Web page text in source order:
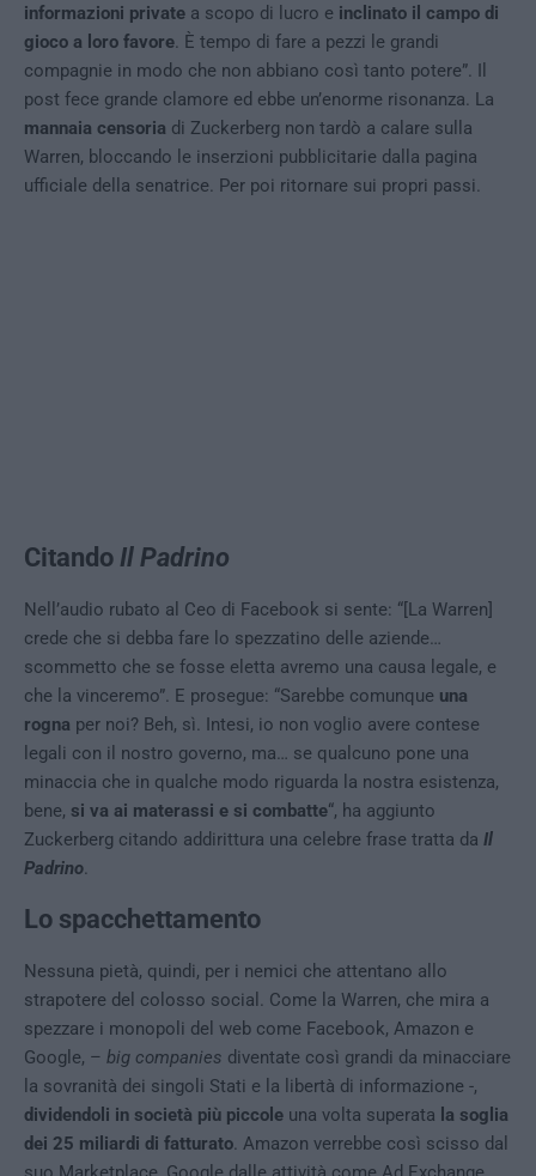
informazioni private a scopo di lucro e inclinato il campo di
gioco a loro favore. È tempo di fare a pezzi le grandi
compagnie in modo che non abbiano così tanto potere”. Il
post fece grande clamore ed ebbe un’enorme risonanza. La
mannaia censoria di Zuckerberg non tardò a calare sulla
Warren, bloccando le inserzioni pubblicitarie dalla pagina
ufficiale della senatrice. Per poi ritornare sui propri passi.
Citando Il Padrino
Nell’audio rubato al Ceo di Facebook si sente: “[La Warren]
crede che si debba fare lo spezzatino delle aziende…
scommetto che se fosse eletta avremo una causa legale, e
che la vinceremo”. E prosegue: “Sarebbe comunque una
rogna per noi? Beh, sì. Intesi, io non voglio avere contese
legali con il nostro governo, ma… se qualcuno pone una
minaccia che in qualche modo riguarda la nostra esistenza,
bene, si va ai materassi e si combatte“, ha aggiunto
Zuckerberg citando addirittura una celebre frase tratta da Il
Padrino.
Lo spacchettamento
Nessuna pietà, quindi, per i nemici che attentano allo
strapotere del colosso social. Come la Warren, che mira a
spezzare i monopoli del web come Facebook, Amazon e
Google, – big companies diventate così grandi da minacciare
la sovranità dei singoli Stati e la libertà di informazione -,
dividendoli in società più piccole una volta superata la soglia
dei 25 miliardi di fatturato. Amazon verrebbe così scisso dal